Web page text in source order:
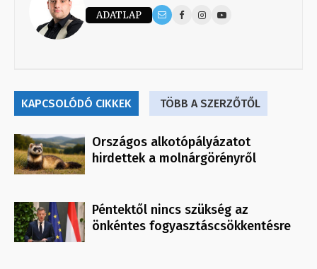
ADATLAP
KAPCSOLÓDÓ CIKKEK TÖBB A SZERZŐTŐL
Országos alkotópályázatot
hirdettek a molnárgörényről
Péntektől nincs szükség az
önkéntes fogyasztáscsökkentésre